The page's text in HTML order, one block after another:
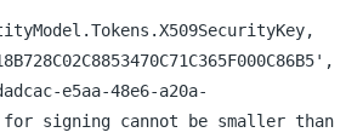
e5aa-48e6-a20a-
for signing cannot be smaller than